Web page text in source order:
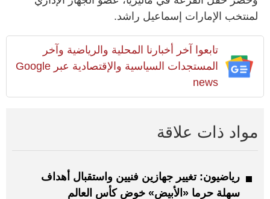
لمنتخب الإمارات إسماعيل راشد.
تابعوا آخر أخبارنا المحلية والرياضية وآخر
المستجدات السياسية والإقتصادية عبر Google
news
مواد ذات علاقة
رياضيون: تغيير جهازين فنيين واستقبال أهداف
سهلة حرما «الأبيض» خوض كأس العالم